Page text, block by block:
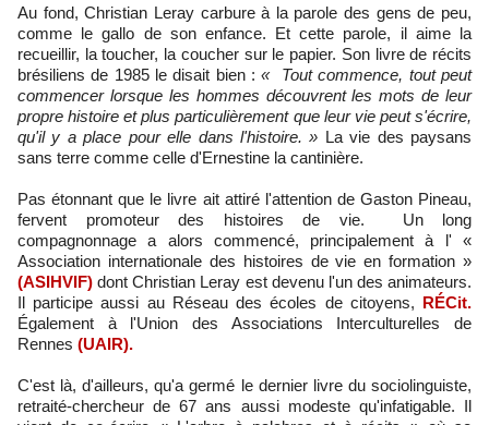
Au fond, Christian Leray carbure à la parole des gens de peu,
comme le gallo de son enfance. Et cette parole, il aime la
recueillir, la toucher, la coucher sur le papier. Son livre de récits
brésiliens de 1985 le disait bien :« Tout commence, tout peut
commencer lorsque les hommes découvrent les mots de leur
propre histoire et plus particulièrement que leur vie peut s'écrire,
qu'il y a place pour elle dans l'histoire. » La vie des paysans
sans terre comme celle d'Ernestine la cantinière.
Pas étonnant que le livre ait attiré l'attention de Gaston Pineau,
fervent promoteur des histoires de vie. Un long
compagnonnage a alors commencé, principalement à l' «
Association internationale des histoires de vie en formation »
(ASIHVIF) dont Christian Leray est devenu l'un des animateurs.
Il participe aussi au Réseau des écoles de citoyens,
RÉCit.
Également à l'Union des Associations Interculturelles de
Rennes (UAIR).
C'est là, d'ailleurs, qu'a germé le dernier livre du sociolinguiste,
retraité-chercheur de 67 ans aussi modeste qu'infatigable. Il